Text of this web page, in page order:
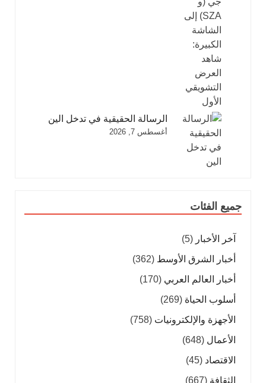
الرسالة الحقيقية في تدخل الين
أغسطس 7, 2026
جميع الفئات
آخر الأخبار (5)
أخبار الشرق الأوسط (362)
أخبار العالم العربي (170)
أسلوب الحياة (269)
الأجهزة والإلكترونيات (758)
الأعمال (648)
الاقتصاد (45)
الثقافة (667)